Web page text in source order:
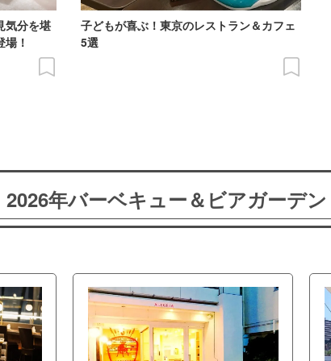
気分を堪
！
子どもが喜ぶ！東京のレストラン＆カフェ
5選
年バーベキュー＆ビアガーデン